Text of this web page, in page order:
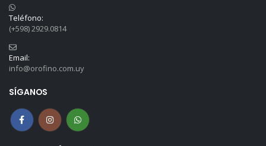
Teléfono:
(+598) 2929.0814
Email:
info@orofino.com.uy
SÍGANOS